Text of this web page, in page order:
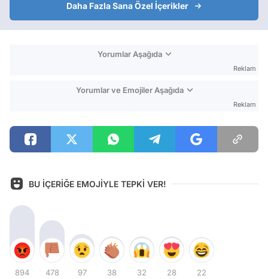
Daha Fazla Sana Özel İçerikler
Yorumlar Aşağıda
Reklam
Yorumlar ve Emojiler Aşağıda
Reklam
BU İÇERİĞE EMOJİYLE TEPKİ VER!
894 478 97 38 32 28 22